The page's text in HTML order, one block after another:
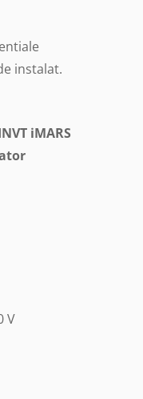
instalat.
iMARS
V